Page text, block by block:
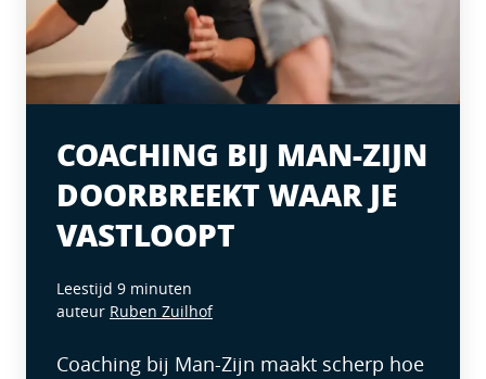
COACHING BIJ MAN-ZIJN
DOORBREEKT WAAR JE
VASTLOOPT
Leestijd 9 minuten
auteur Ruben Zuilhof
Coaching bij Man-Zijn maakt scherp hoe